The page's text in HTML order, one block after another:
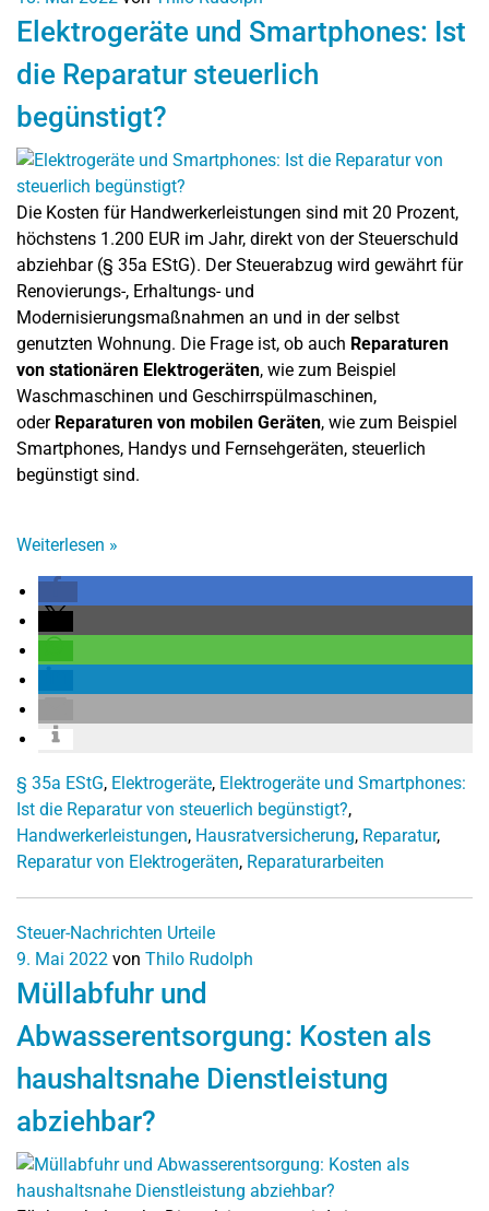
Elektrogeräte und Smartphones: Ist
die Reparatur steuerlich
begünstigt?
Die Kosten für Handwerkerleistungen sind mit 20 Prozent,
höchstens 1.200 EUR im Jahr, direkt von der Steuerschuld
abziehbar (§ 35a EStG). Der Steuerabzug wird gewährt für
Renovierungs-, Erhaltungs- und
Modernisierungsmaßnahmen an und in der selbst
genutzten Wohnung. Die Frage ist, ob auch Reparaturen
von stationären Elektrogeräten, wie zum Beispiel
Waschmaschinen und Geschirrspülmaschinen,
oder Reparaturen von mobilen Geräten, wie zum Beispiel
Smartphones, Handys und Fernsehgeräten, steuerlich
begünstigt sind.
Weiterlesen »
§ 35a EStG, Elektrogeräte, Elektrogeräte und Smartphones:
Ist die Reparatur von steuerlich begünstigt?,
Handwerkerleistungen, Hausratversicherung, Reparatur,
Reparatur von Elektrogeräten, Reparaturarbeiten
Steuer-Nachrichten Urteile
9. Mai 2022 von Thilo Rudolph
Müllabfuhr und
Abwasserentsorgung: Kosten als
haushaltsnahe Dienstleistung
abziehbar?